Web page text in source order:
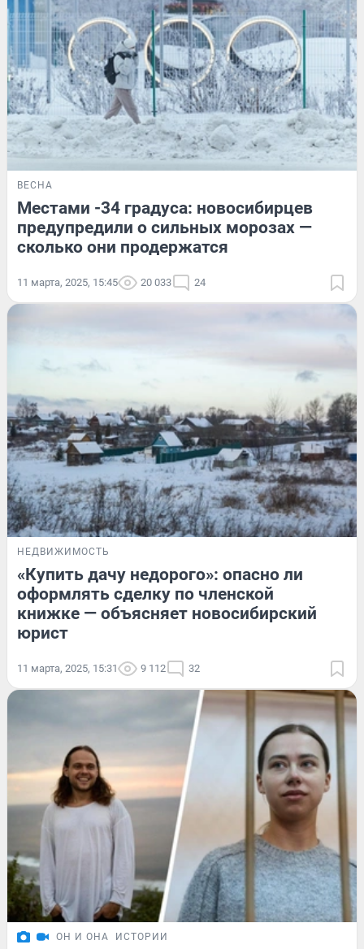
ВЕСНА
Местами -34 градуса: новосибирцев
предупредили о сильных морозах —
сколько они продержатся
11 марта, 2025, 15:45 20 033 24
НЕДВИЖИМОСТЬ
«Купить дачу недорого»: опасно ли
оформлять сделку по членской
книжке — объясняет новосибирский
юрист
11 марта, 2025, 15:31 9 112 32
ОН И ОНА ИСТОРИИ